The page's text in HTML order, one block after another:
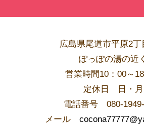
広島県尾道市平原2丁
ぽっぽの湯の近く
営業時間10：00～
​定休日 日・月
電話番号 080-
メール